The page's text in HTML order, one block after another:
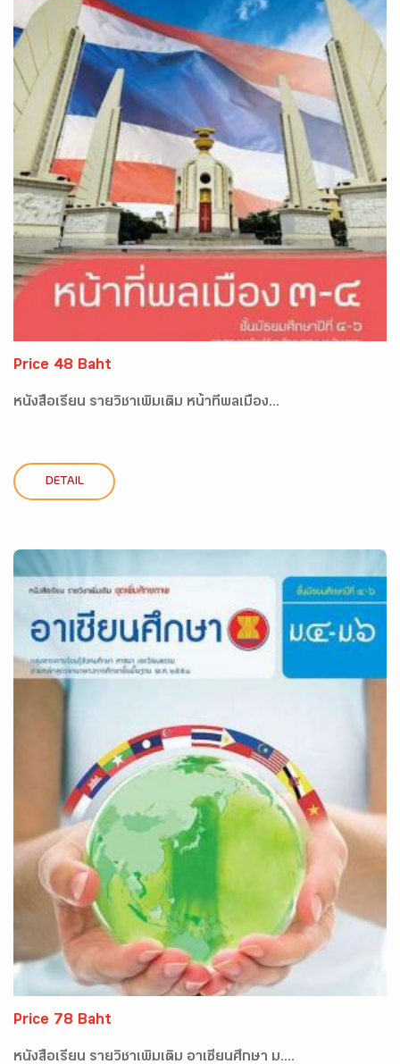
Price 48 Baht
หนังสือเรียน รายวิชาเพิ่มเติม หน้าที่พลเมือง...
DETAIL
Price 78 Baht
หนังสือเรียน รายวิชาเพิ่มเติม อาเซียนศึกษา ม....